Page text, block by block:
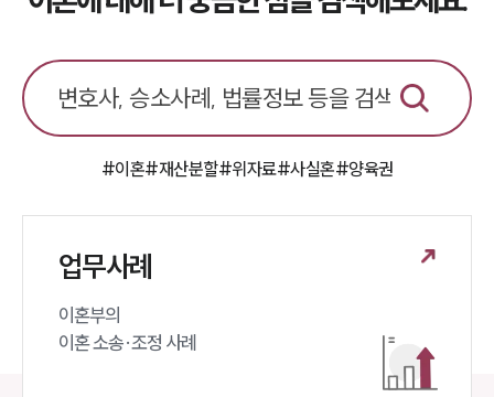
대륜법률상담예약
#이혼#재산분할#위자료#사실혼#양육권
업무사례
이혼부의
이혼 소송·조정 사례